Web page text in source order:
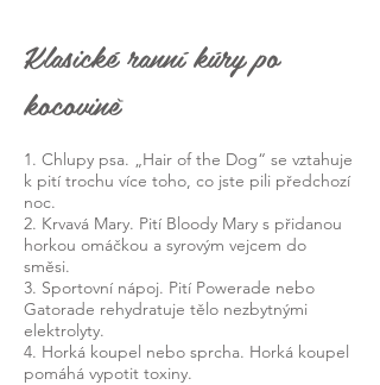
Klasické ranní kúry po
kocovině
1. Chlupy psa. „Hair of the Dog“ se vztahuje
k pití trochu více toho, co jste pili předchozí
noc.
2. Krvavá Mary. Pití Bloody Mary s přidanou
horkou omáčkou a syrovým vejcem do
směsi.
3. Sportovní nápoj. Pití Powerade nebo
Gatorade rehydratuje tělo nezbytnými
elektrolyty.
4. Horká koupel nebo sprcha. Horká koupel
pomáhá vypotit toxiny.